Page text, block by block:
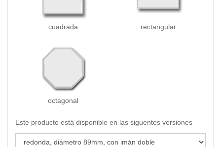
cuadrada rectangular
octagonal
Este producto está disponible en las siguentes versiones